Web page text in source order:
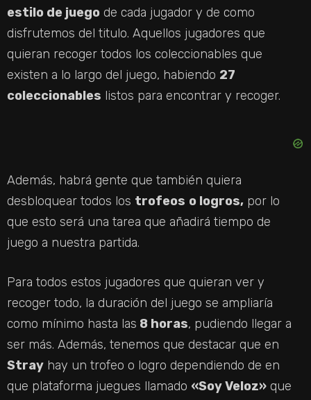
estilo de juego de cada jugador y de como
disfrutemos del titulo. Aquellos jugadores que
quieran recoger todos los coleccionables que
existen a lo largo del juego, habiendo 27
coleccionables listos para encontrar y recoger.
Además, habrá gente que también quiera
desbloquear todos los trofeos o logros, por lo
que esto será una tarea que añadirá tiempo de
juego a nuestra partida.
Para todos estos jugadores que quieran ver y
recoger todo, la duración del juego se ampliaría
como mínimo hasta las 8 horas, pudiendo llegar a
ser más. Además, tenemos que destacar que en
Stray hay un trofeo o logro dependiendo de en
que plataforma juegues llamado «Soy Veloz» que